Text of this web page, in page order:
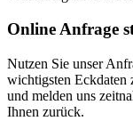
Online Anfrage
Nutzen Sie unser
wichtigsten Eckdaten
und melden uns
Ihnen zurück.